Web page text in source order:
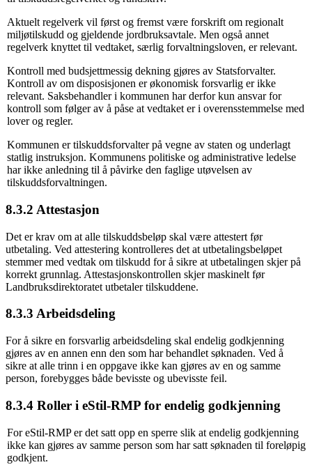
Aktuelt regelverk vil først og fremst være forskrift om regionalt
miljøtilskudd og gjeldende jordbruksavtale. Men også annet
regelverk knyttet til vedtaket, særlig forvaltningsloven, er relevant.
Kontroll med budsjettmessig dekning gjøres av Statsforvalter.
Kontroll av om disposisjonen er økonomisk forsvarlig er ikke
relevant. Saksbehandler i kommunen har derfor kun ansvar for
kontroll som følger av å påse at vedtaket er i overensstemmelse med
lover og regler.
Kommunen er tilskuddsforvalter på vegne av staten og underlagt
statlig instruksjon. Kommunens politiske og administrative ledelse
har ikke anledning til å påvirke den faglige utøvelsen av
tilskuddsforvaltningen.
8.3.2 Attestasjon
Det er krav om at alle tilskuddsbeløp skal være attestert før
utbetaling. Ved attestering kontrolleres det at utbetalingsbeløpet
stemmer med vedtak om tilskudd for å sikre at utbetalingen skjer på
korrekt grunnlag. Attestasjonskontrollen skjer maskinelt før
Landbruksdirektoratet utbetaler tilskuddene.
8.3.3 Arbeidsdeling
For å sikre en forsvarlig arbeidsdeling skal endelig godkjenning
gjøres av en annen enn den som har behandlet søknaden. Ved å
sikre at alle trinn i en oppgave ikke kan gjøres av en og samme
person, forebygges både bevisste og ubevisste feil.
8.3.4 Roller i eStil-RMP for endelig godkjenning
For eStil-RMP er det satt opp en sperre slik at endelig godkjenning
ikke kan gjøres av samme person som har satt søknaden til foreløpig
godkjent.